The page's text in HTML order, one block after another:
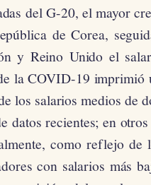
del G-20, el mayor
de Corea,
y Reino Unido el
la COVID-19 imprimió
los salarios medios de
datos recientes; en
como reflejo de
con salarios más